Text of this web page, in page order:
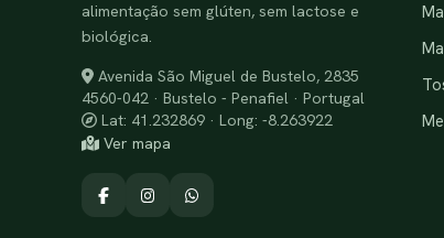
alimentação sem glúten, sem lactose e
biológica.
Avenida São Miguel de Bustelo, 2835
4560-042 · Bustelo - Penafiel · Portugal
Lat: 41.232869 · Long: -8.263922
Ver mapa